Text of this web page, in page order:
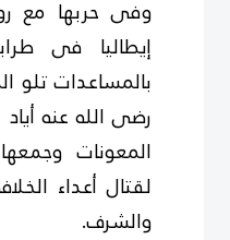
وفى حربها مع
إيطاليا فى
بالمساعدات تلو
رضى الله عنه
المعونات
لقتال أعداء
والشرف.